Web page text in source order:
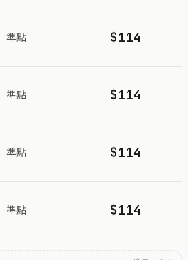
準點 $114
準點 $114
準點 $114
準點 $114